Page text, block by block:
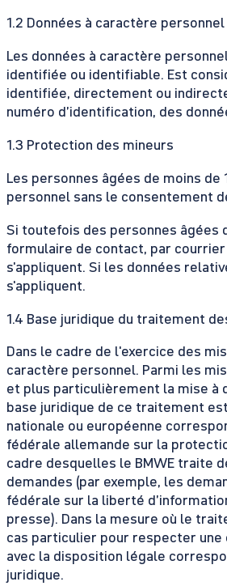
1.2 Données à caractère personnel
Les données à caractère
identifiée ou identifiable. Est
identifiée, directement ou
numéro d’identification, des
1.3 Protection des mineurs
Les personnes âgées de moins
personnel sans le consentement
Si toutefois des personnes âgées
formulaire de contact, par
s'appliquent. Si les données
s'appliquent.
1.4 Base juridique du traitement
Dans le cadre de l'exercice des
caractère personnel. Parmi les
et plus particulièrement la mise à
base juridique de ce traitement
nationale ou européenne
fédérale allemande sur la
cadre desquelles le BMWE traite
demandes (par exemple, les
fédérale sur la liberté
presse). Dans la mesure où le
cas particulier pour respecter une
avec la disposition légale
juridique.